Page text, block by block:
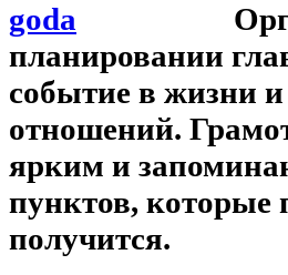
планировании
событие в жизни
отношений.
ярким и
пунктов, которые
получится.